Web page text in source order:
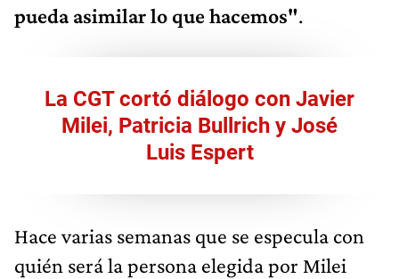
pueda asimilar lo que hacemos".
La CGT cortó diálogo con Javier
Milei, Patricia Bullrich y José
Luis Espert
Hace varias semanas que se especula con
quién será la persona elegida por Milei